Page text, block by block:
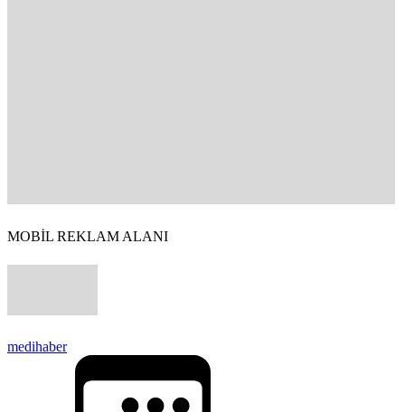
MOBİL REKLAM ALANI
medihaber